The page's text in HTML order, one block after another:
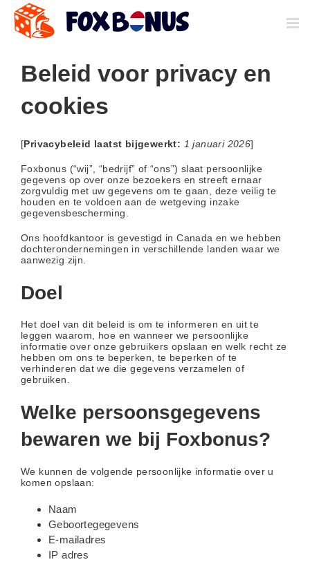
naar
inhoud
Beleid voor privacy en
cookies
[Privacybeleid laatst bijgewerkt: 1 januari 2026]
Foxbonus (“wij”, “bedrijf” of “ons”) slaat persoonlijke
gegevens op over onze bezoekers en streeft ernaar
zorgvuldig met uw gegevens om te gaan, deze veilig te
houden en te voldoen aan de wetgeving inzake
gegevensbescherming.
Ons hoofdkantoor is gevestigd in Canada en we hebben
dochterondernemingen in verschillende landen waar we
aanwezig zijn.
Doel
Het doel van dit beleid is om te informeren en uit te
leggen waarom, hoe en wanneer we persoonlijke
informatie over onze gebruikers opslaan en welk recht ze
hebben om ons te beperken, te beperken of te
verhinderen dat we die gegevens verzamelen of
gebruiken.
Welke persoonsgegevens
bewaren we bij Foxbonus?
We kunnen de volgende persoonlijke informatie over u
komen opslaan:
Naam
Geboortegegevens
E-mailadres
IP adres